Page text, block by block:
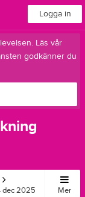
Logga in
Läs vår
godkänner du
dec 2025 Mer